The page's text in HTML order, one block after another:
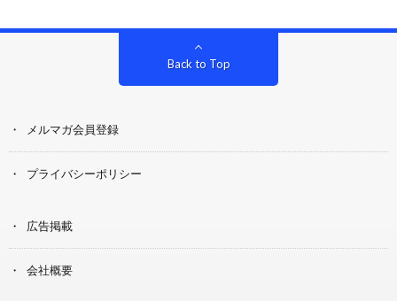
Back to Top
メルマガ会員登録
プライバシーポリシー
広告掲載
会社概要